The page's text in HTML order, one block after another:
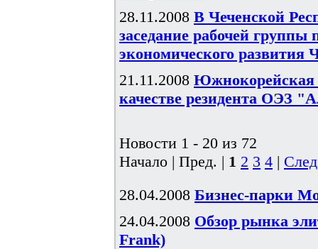
28.11.2008 В Чеченской
заседание рабочей группы
экономического развития
21.11.2008 Южнокорейская
качестве резидента ОЭЗ
Новости 1 - 20 из 72
Начало | Пред. | 1 2 3 4 |
28.04.2008 Бизнес-парки
24.04.2008 Обзор рынка
Frank)